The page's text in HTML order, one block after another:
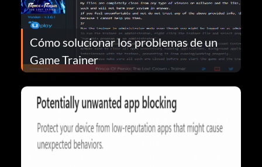
Cómo solucionar los problemas de un
Game Trainer